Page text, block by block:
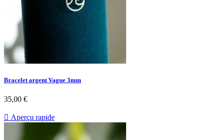
Bracelet argent Vague 3mm
35,00 €
 Aperçu rapide